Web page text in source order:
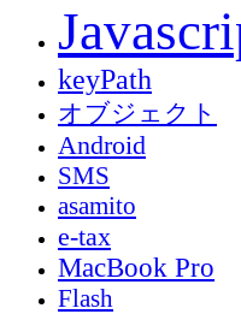
keyPath
オブジェクト
Android
SMS
asamito
e-tax
MacBook Pro
Flash